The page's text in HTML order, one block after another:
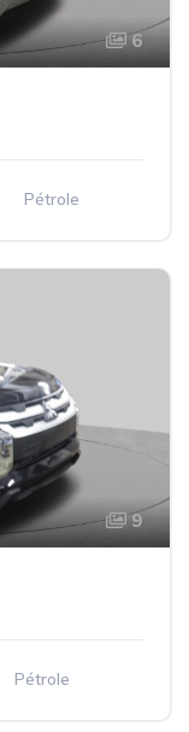
6
Pétrole
9
Pétrole